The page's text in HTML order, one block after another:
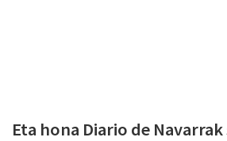
Eta hona Diario de